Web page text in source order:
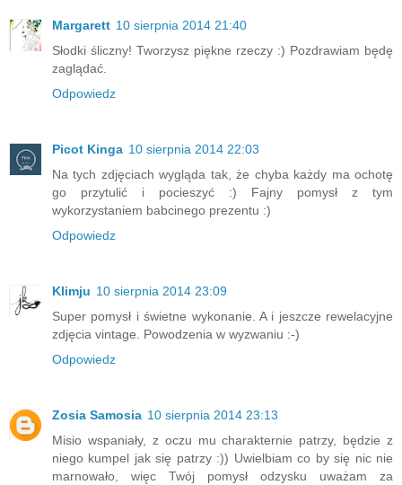
Margarett 10 sierpnia 2014 21:40
Słodki śliczny! Tworzysz piękne rzeczy :) Pozdrawiam będę
zaglądać.
Odpowiedz
Picot Kinga 10 sierpnia 2014 22:03
Na tych zdjęciach wygląda tak, że chyba każdy ma ochotę
go przytulić i pocieszyć :) Fajny pomysł z tym
wykorzystaniem babcinego prezentu :)
Odpowiedz
Klimju 10 sierpnia 2014 23:09
Super pomysł i świetne wykonanie. A i jeszcze rewelacyjne
zdjęcia vintage. Powodzenia w wyzwaniu :-)
Odpowiedz
Zosia Samosia 10 sierpnia 2014 23:13
Misio wspaniały, z oczu mu charakternie patrzy, będzie z
niego kumpel jak się patrzy :)) Uwielbiam co by się nic nie
marnowało, więc Twój pomysł odzysku uważam za